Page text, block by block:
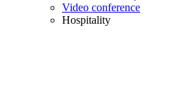
Video conference
Hospitality